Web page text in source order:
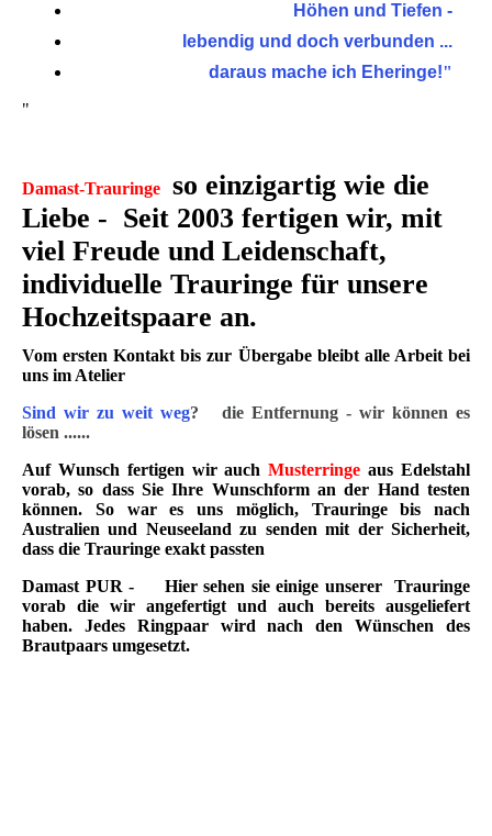
Höhen und Tiefen -
lebendig und doch verbunden ...
daraus mache ich Eheringe!"
"
Damast-Trauringe
so einzigartig wie die
Liebe - Seit 2003 fertigen wir, mit
viel Freude und Leidenschaft,
individuelle Trauringe für unsere
Hochzeitspaare an.
Vom ersten Kontakt bis zur Übergabe bleibt alle Arbeit bei
uns im Atelier
Sind wir zu weit weg?
die Entfernung - wir können es
lösen ......
Auf Wunsch fertigen wir auch Musterringeaus Edelstahl
vorab, so dass Sie Ihre Wunschform an der Hand testen
können. So war es uns möglich, Trauringe bis nach
Australien und Neuseeland zu senden mit der Sicherheit,
dass die Trauringe exakt passten
Damast PUR - Hier sehen sie einige unserer Trauringe
vorab die wir angefertigt und auch bereits ausgeliefert
haben. Jedes Ringpaar wird nach den Wünschen des
Brautpaars umgesetzt.